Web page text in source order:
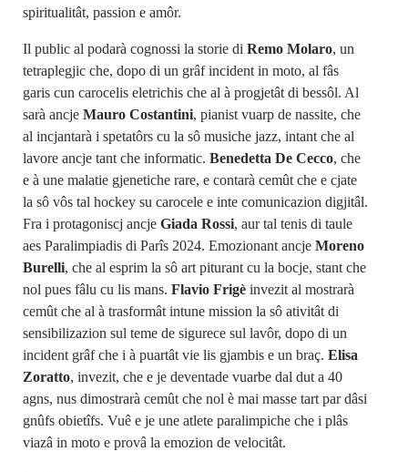
spiritualitât, passion e amôr.
Il public al podarà cognossi la storie di Remo Molaro, un
tetraplegjic che, dopo di un grâf incident in moto, al fâs
garis cun carocelis eletrichis che al à progjetât di bessôl. Al
sarà ancje Mauro Costantini, pianist vuarp de nassite, che
al incjantarà i spetatôrs cu la sô musiche jazz, intant che al
lavore ancje tant che informatic. Benedetta De Cecco, che
e à une malatie gjenetiche rare, e contarà cemût che e cjate
la sô vôs tal hockey su carocele e inte comunicazion digjitâl.
Fra i protagoniscj ancje Giada Rossi, aur tal tenis di taule
aes Paralimpiadis di Parîs 2024. Emozionant ancje Moreno
Burelli, che al esprim la sô art piturant cu la bocje, stant che
nol pues fâlu cu lis mans. Flavio Frigèinvezit al mostrarà
cemût che al à trasformât intune mission la sô ativitât di
sensibilizazion sul teme de sigurece sul lavôr, dopo di un
incident grâf che i à puartât vie lis gjambis e un braç. Elisa
Zoratto, invezit, che e je deventade vuarbe dal dut a 40
agns, nus dimostrarà cemût che nol è mai masse tart par dâsi
gnûfs obietîfs. Vuê e je une atlete paralimpiche che i plâs
viazâ in moto e provâ la emozion de velocitât.